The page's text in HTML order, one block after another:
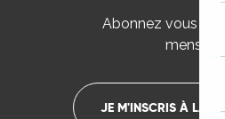
Abonnez vous à
mensuelle
JE M'INSCRIS À LA